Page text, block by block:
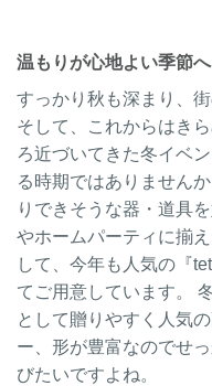
温もりが心地よい季節へ
すっかり秋も深まり、
そして、これからはき
ろ近づいてきた冬イベ
る時期ではありません
りできそうな器・道具
やホームパーティに揃
して、今年も人気の『
てご用意しています。
として贈りやすく人気
ー、形が豊富なのでせ
びたいですよね。